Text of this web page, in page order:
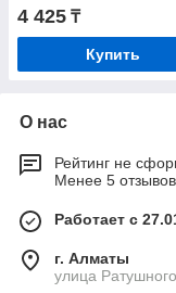
4 425 ₸
Купить
О нас
Рейтинг не
Менее 5
Работает с
г. Алматы
улица